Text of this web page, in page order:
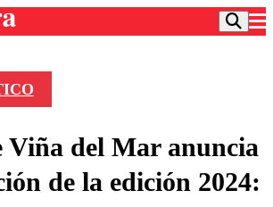
TV
Viña del Mar anuncia
de la edición 2024: